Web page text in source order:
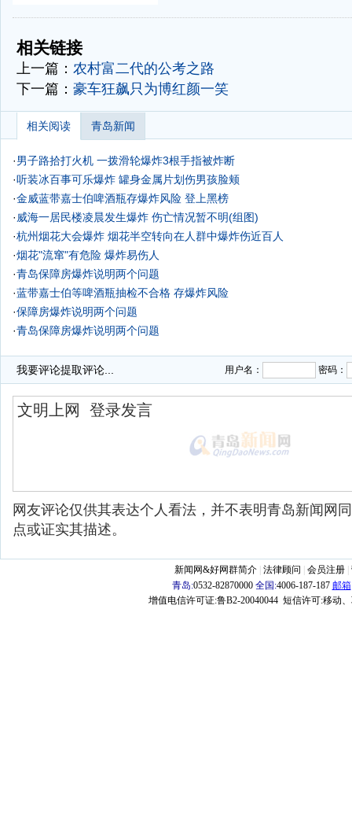
-
相关链接
上一篇： 农村富二代的公考之路
下一篇： 豪车狂飙只为博红颜一笑
相关阅读 青岛新闻
·男子路拾打火机 一拨滑轮爆炸3根手指被炸断
·听装冰百事可乐爆炸 罐身金属片划伤男孩脸颊
·金威蓝带嘉士伯啤酒瓶存爆炸风险 登上黑榜
· 威海一居民楼凌晨发生爆炸 伤亡情况暂不明(组图)
·杭州烟花大会爆炸 烟花半空转向在人群中爆炸伤近百人
·烟花"流窜"有危险 爆炸易伤人
·青岛保障房爆炸说明两个问题
·蓝带嘉士伯等啤酒瓶抽检不合格 存爆炸风险
·保障房爆炸说明两个问题
·青岛保障房爆炸说明两个问题
我要评论提取评论... 用户名： 密码：
网友评论仅供其表达个人看法，并不表明青岛新闻网
点或证实其描述。